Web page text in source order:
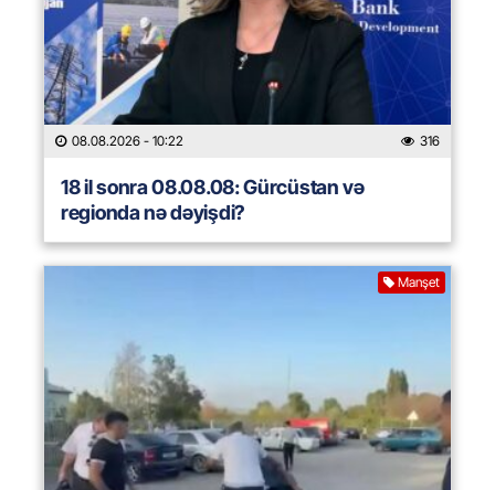
08.08.2026 - 10:22 316
18 il sonra 08.08.08: Gürcüstan və
regionda nə dəyişdi?
Manşet